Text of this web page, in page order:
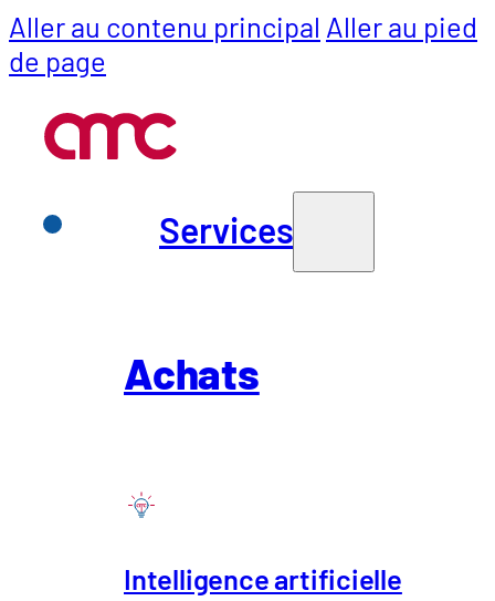
Aller au contenu principal Aller au pied
de page
Services
Achats
Intelligence artificielle
Services
Achats
SCM
Parlons de vos